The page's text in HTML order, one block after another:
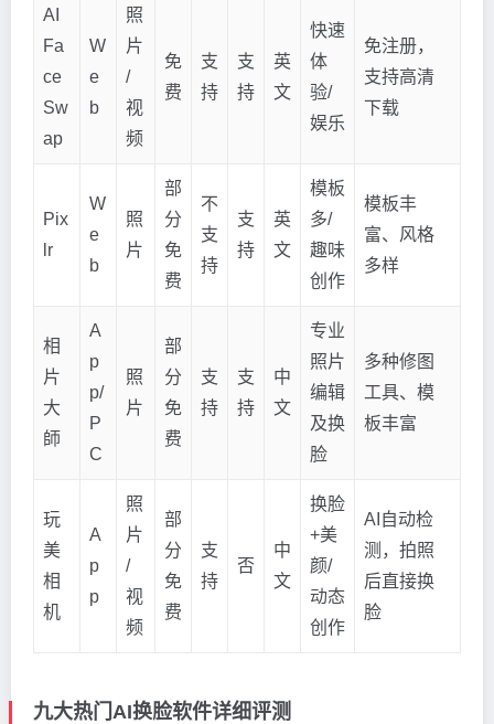
AI
Fa
ce
Sw
ap
W
e
b
照
片
/
视
频
免
费
支
持
支
持
英
文
快速
体
验/
娱乐
免注册，
支持高清
下载
Pix
lr
W
e
b
照
片
部
分
免
费
不
支
持
支
持
英
文
模板
多/
趣味
创作
模板丰
富、风格
多样
相
片
大
師
A
p
p/
P
C
照
片
部
分
免
费
支
持
支
持
中
文
专业
照片
编辑
及换
脸
多种修图
工具、模
板丰富
玩
美
相
机
A
p
p
照
片
/
视
频
部
分
免
费
支
持
否
中
文
换脸
+美
颜/
动态
创作
AI自动检
测，拍照
后直接换
脸
九大热门AI换脸软件详细评测